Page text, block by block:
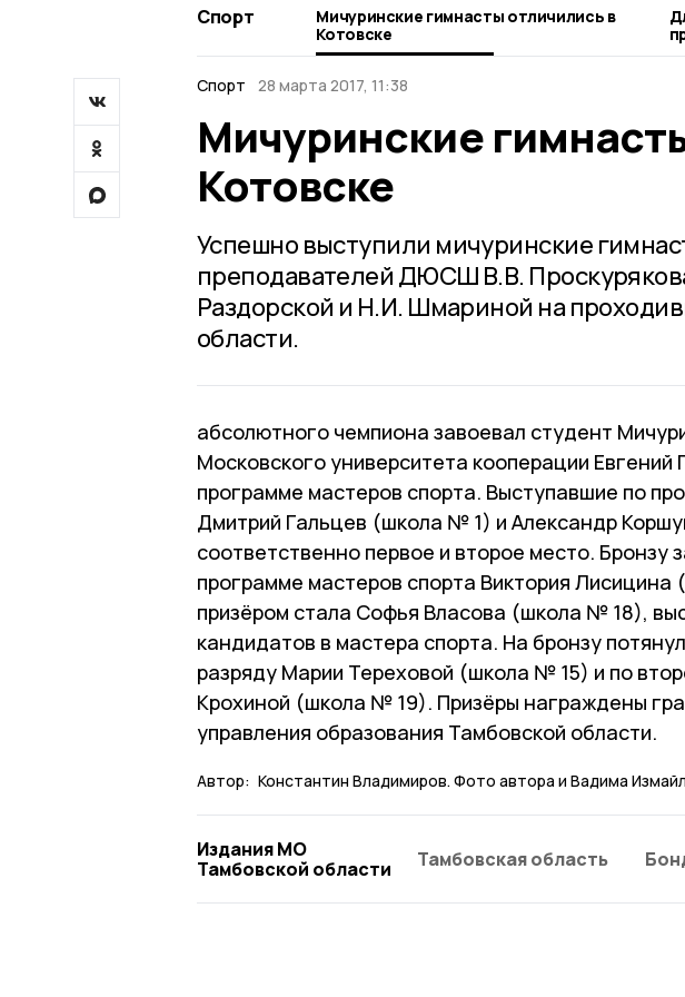
Спорт
Мичуринские гимнасты отличились в
Котовске
Спорт 28 марта 2017, 11:38
Мичуринские
Котовске
Успешно выступили мичуринские
преподавателей ДЮСШ В.В.
Раздорской и Н.И. Шмариной на
области.
абсолютного чемпиона завоевал студент
Московского университета кооперации
программе мастеров спорта. Выступавшие по
Дмитрий Гальцев (школа № 1) и Александр
соответственно первое и второе место. Бронзу
программе мастеров спорта Виктория
призёром стала Софья Власова (школа № 18),
кандидатов в мастера спорта. На бронзу
разряду Марии Тереховой (школа № 15) и по
Крохиной (школа № 19). Призёры награждены
управления образования Тамбовской области.
Автор: Константин Владимиров. Фото автора и Вадима
Издания МО
Тамбовской области
Тамбовская область